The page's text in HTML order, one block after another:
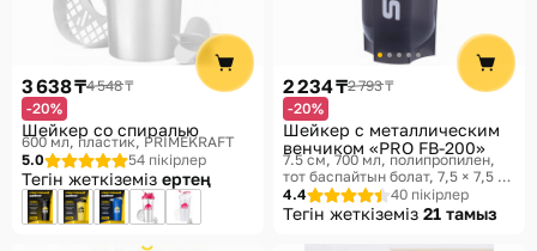
3 638 ₸4 548 ₸
-20%
Шейкер со спиралью
600 мл, пластик PRIMEKRAFT
5.0
54 пікірлер
Тегін жеткіземіз ертең
2 234 ₸2 793 ₸
-20%
Шейкер с металлическим
венчиком «PRO FB-200»
7.5 см, 700 мл, полипропилен,
тот баспайтын болат, 7,5 × 7,5 ×
21 см Starfit
4.4 40 пікірлер
Тегін жеткіземіз 21 тамыз